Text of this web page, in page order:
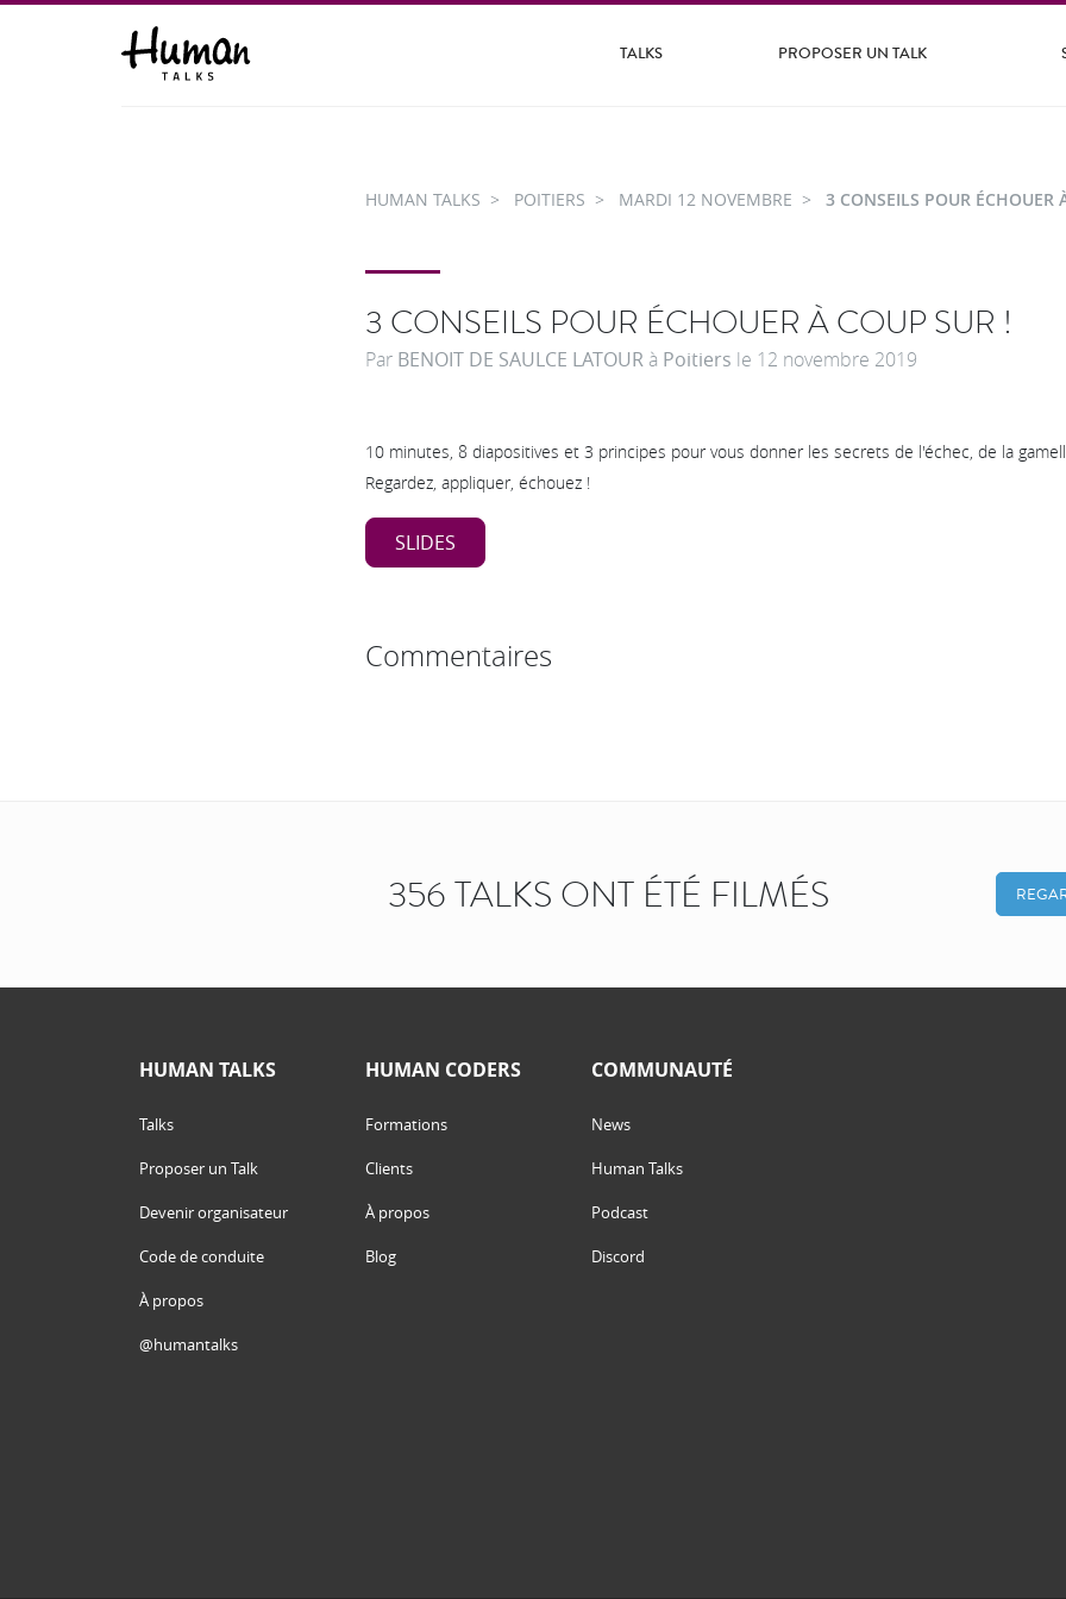
TALKS PROPOSER UN TALK
HUMAN TALKS POITIERS MARDI 12 NOVEMBRE 3 CONSEILS POUR ÉCHOUER
3 CONSEILS POUR ÉCHOUER À COUP SUR !
Par BENOIT DE SAULCE LATOUR à Poitiers le 12 novembre 2019
10 minutes, 8 diapositives et 3 principes pour vous donner les secrets de l'échec, de la
Regardez, appliquer, échouez !
SLIDES
Commentaires
356 TALKS ONT ÉTÉ FILMÉS
HUMAN TALKS
Talks
Proposer un Talk
Devenir organisateur
Code de conduite
À propos
@humantalks
HUMAN CODERS
Formations
Clients
À propos
Blog
COMMUNAUTÉ
News
Human Talks
Podcast
Discord